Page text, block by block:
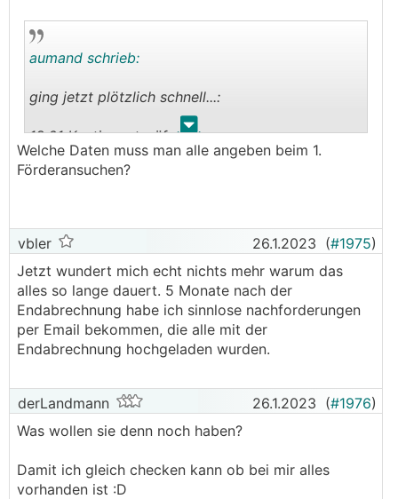
Die Seite ist echt bescheiden ? Ich bin
angemeldet -dann habe ich genau die
Navigationsbereich meine Förderanträge und
Tickets einzusehen. Da sind nur die
Einspeisetarife zu sehen.
Wenn ich auf der HP bei EAG
Investitionszuschuss klicke komme ich nur zu
Marktpreis OSG - und da stehe ich dann wieder
wie oben beschrieben an.
Bin ich am Holzweg oder geht es nicht besser ??
. .
aumand schrieb:
ging jetzt plötzlich schnell...:
18.01 Kontingentprüfung
19.01 Vertragsprüfung
23.01 Vertrag in Arbeit (oder so ähnlich)
Kategorie A / Letzter Fördercall 2022...
Ticket nach 69 Sekunden gezogen...
Welche Daten muss man alle angeben beim 1.
Förderansuchen?
vbler 26.1.2023 (#1975)
Jetzt wundert mich echt nichts mehr warum das
alles so lange dauert. 5 Monate nach der
Endabrechnung habe ich sinnlose nachforderungen
per Email bekommen, die alle mit der
Endabrechnung hochgeladen wurden.
derLandmann 26.1.2023 (#1976)
Was wollen sie denn noch haben?
Damit ich gleich checken kann ob bei mir alles
vorhanden ist :D